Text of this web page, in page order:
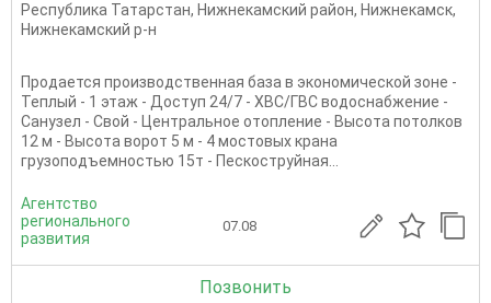
Республика Татарстан, Нижнекамский район, Нижнекамск,
Нижнекамский р-н
Продается производственная база в экономической зоне -
Теплый - 1 этаж - Доступ 24/7 - ХВС/ГВС водоснабжение -
Санузел - Свой - Центральное отопление - Высота потолков
12 м - Высота ворот 5 м - ⁠4 мостовых крана
грузоподъемностью 15т - Пескоструйная...
Агентство
регионального
развития
07.08
Позвонить